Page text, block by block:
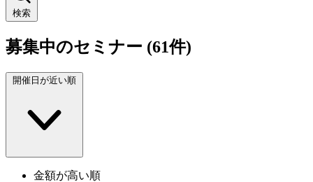
検索
募集中のセミナー (61件)
開催日が近い順
金額が高い順